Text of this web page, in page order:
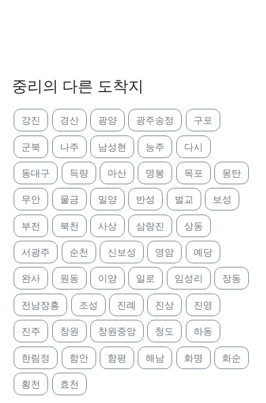
중리의 다른 도착지
강진 경산 광양 광주송정 구포
군북 나주 남성현 능주 다시
동대구 득량 마산 명봉 목포 몽탄
무안 물금 밀양 반성 벌교 보성
부전 북천 사상 삼랑진 상동
서광주 순천 신보성 영암 예당
완사 원동 이양 일로 임성리 장동
전남장흥 조성 진례 진상 진영
진주 창원 창원중앙 청도 하동
한림정 함안 함평 해남 화명 화순
횡천 효천